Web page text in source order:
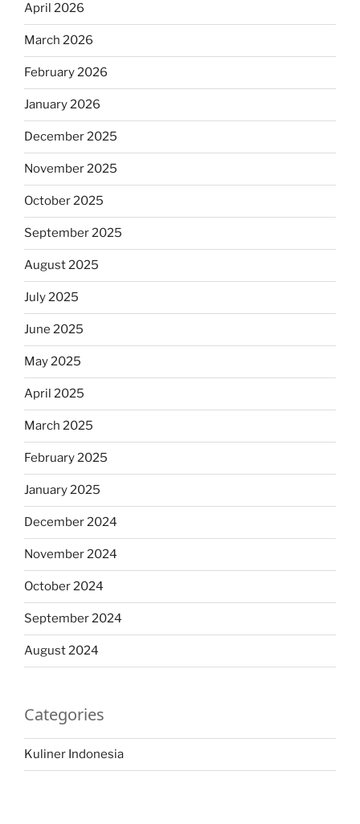
April 2026
March 2026
February 2026
January 2026
December 2025
November 2025
October 2025
September 2025
August 2025
July 2025
June 2025
May 2025
April 2025
March 2025
February 2025
January 2025
December 2024
November 2024
October 2024
September 2024
August 2024
Categories
Kuliner Indonesia